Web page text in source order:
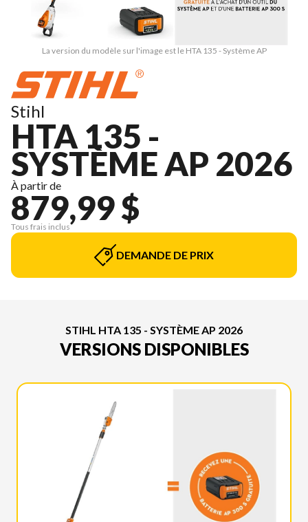
La version du modèle sur l'image est le HTA 135 - Système AP
Stihl
HTA 135 -
SYSTÈME AP 2026
À partir de
879,99 $
Tous frais inclus
DEMANDE DE PRIX
STIHL HTA 135 - SYSTÈME AP 2026
VERSIONS DISPONIBLES